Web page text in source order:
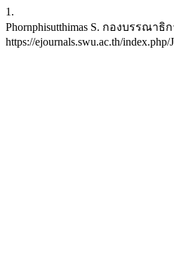
1.
Phornphisutthimas S. กองบรรณาธิก
https://ejournals.swu.ac.th/